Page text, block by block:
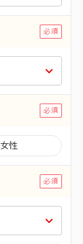
女性